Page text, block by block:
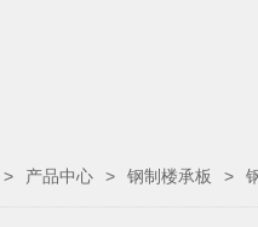
> 产品中心 > 钢制楼承板 >